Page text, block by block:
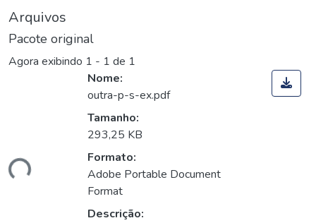
Arquivos
Pacote original
Agora exibindo 1 - 1 de 1
Nome:
outra-p-s-ex.pdf
Tamanho:
293,25 KB
Formato:
Adobe Portable Document
Format
Descrição: